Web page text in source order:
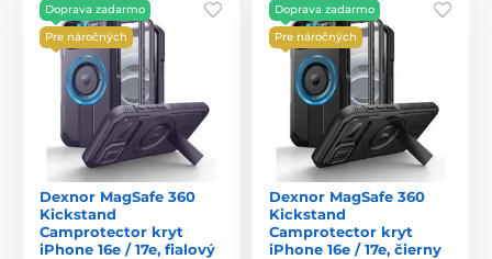
Doprava zadarmo
Pre náročných
Dexnor MagSafe 360
Kickstand
Camprotector kryt
iPhone 16e / 17e, fialový
Doprava zadarmo
Pre náročných
Dexnor MagSafe 360
Kickstand
Camprotector kryt
iPhone 16e / 17e, čierny